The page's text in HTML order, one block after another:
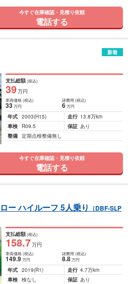
今すぐ在庫確認・見積り依頼
電話する
新着
支払総額(税込)
39万円
車両価格(税込)
33万円
諸費用 (税込)
6 万円
年式 2003(H15) 走行 13.8万km
車検
R09.5 保証 あり
整備 定期点検整備無し
今すぐ在庫確認・見積り依頼
電話する
ー ハイルーフ 5人乗り （DBF-SLP
支払総額(税込)
158.7万円
車両価格(税込)
149.9万円
諸費用 (税込)
8.8 万円
年式 2019(R1) 走行 4.7万km
車検 検なし 保証 あり